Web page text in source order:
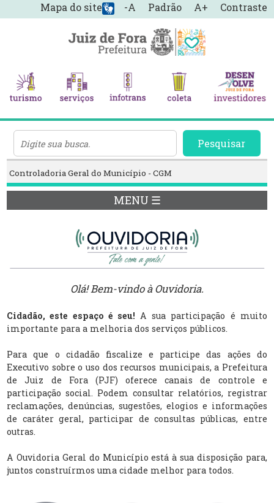
-A Padrão A+ Contraste
Mapa do site
Pesquisar
Controladoria Geral do Município - CGM
MENU ☰
Olá! Bem-vindo à Ouvidoria.
Cidadão, este espaço é seu! A sua participação é muito
importante para a melhoria dos serviços públicos.
Para que o cidadão fiscalize e participe das ações do
Executivo sobre o uso dos recursos municipais, a Prefeitura
de Juiz de Fora (PJF) oferece canais de controle e
participação social. Podem consultar relatórios, registrar
reclamações, denúncias, sugestões, elogios e informações
de caráter geral, participar de consultas públicas, entre
outras.
A Ouvidoria Geral do Município está à sua disposição para,
juntos construírmos uma cidade melhor para todos.